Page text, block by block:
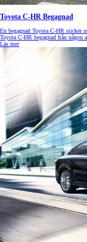
Toyota C-HR Begagnad
En begagnad Toyota C-HR sticker
Toyota C-HR begagnad från någon
Läs mer